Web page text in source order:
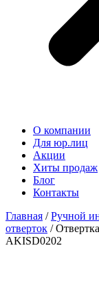
О компании
Для юр.лиц
Акции
Хиты продаж
Блог
Контакты
Главная /Ручной
отверток /
AKISD0202